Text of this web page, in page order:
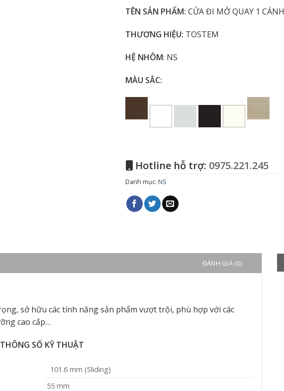
TÊN SẢN PHẨM: CỬA ĐI MỞ QUAY 1 CÁNH
THƯƠNG HIỆU: TOSTEM
HỆ NHÔM: NS
MÀU SẮC:
Hotline hỗ trợ: 0975.221.245
Danh mục: NS
ĐÁNH GIÁ (0)
sở hữu các tính năng sản phẩm vượt trội, phù hợp với các
cao cấp…
THÔNG SỐ KỸ THUẬT
101.6 mm (Sliding)
55 mm